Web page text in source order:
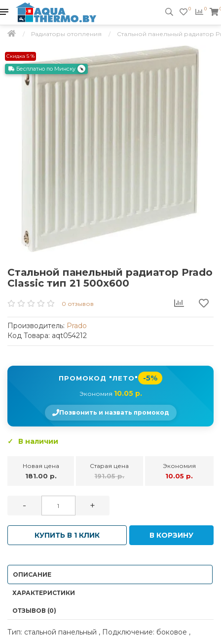
0 0
Радиаторы отопления Стальной панельный радиатор
Скидка 5 %
Бесплатно по Минску
Стальной панельный радиатор Prado
Classic тип 21 500x600
0 отзывов
Производитель: Prado
Код Товара: aqt054212
ПРОМОКОД "ЛЕТО" -5%
Экономия 10.05 р.
Позвонить и назвать промокод
В наличии
Новая цена
181.00 р.
Старая цена
191.05 р.
Экономия
10.05 р.
- +
КУПИТЬ В 1 КЛИК В КОРЗИНУ
ОПИСАНИЕ
ХАРАКТЕРИСТИКИ
ОТЗЫВОВ (0)
Тип: стальной панельный , Подключение: боковое ,